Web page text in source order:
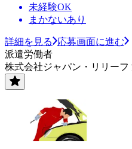
未経験OK
まかないあり
詳細を見る
応募画面に進む
派遣労働者
株式会社ジャパン・リリーフ